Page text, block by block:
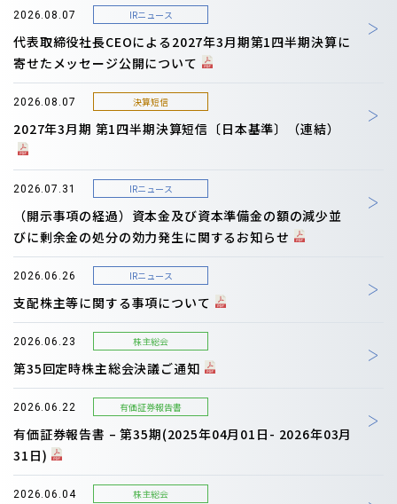
2026.08.07 IRニュース
代表取締役社長CEOによる2027年3月期第1四半期決算に
寄せたメッセージ公開について
2026.08.07 決算短信
2027年3月期 第1四半期決算短信〔日本基準〕（連結）
2026.07.31 IRニュース
（開示事項の経過）資本金及び資本準備金の額の減少並
びに剰余金の処分の効力発生に関するお知らせ
2026.06.26 IRニュース
支配株主等に関する事項について
2026.06.23 株主総会
第35回定時株主総会決議ご通知
2026.06.22 有価証券報告書
有価証券報告書 – 第35期(2025年04月01日- 2026年03月
31日)
2026.06.04 株主総会